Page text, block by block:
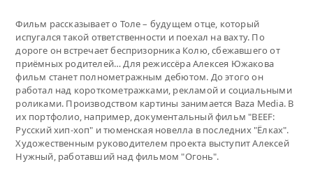
Фильм рассказывает о Толе – будущем отце, который
испугался такой ответственности и поехал на вахту. По
дороге он встречает беспризорника Колю, сбежавшего от
приёмных родителей… Для режиссёра Алексея Южакова
фильм станет полнометражным дебютом. До этого он
работал над короткометражками, рекламой и социальными
роликами. Производством картины занимается Baza Media. В
их портфолио, например, документальный фильм "BEEF:
Русский хип-хоп" и тюменская новелла в последних "Ёлках".
Художественным руководителем проекта выступит Алексей
Нужный, работавший над фильмом "Огонь".